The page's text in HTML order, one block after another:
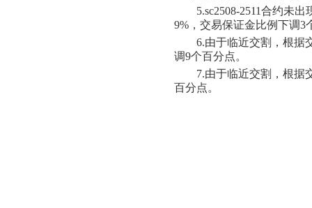
5.sc2508-2511合约未出
9%，交易保证金比例下调3
6.由于临近交割，根据
调9个百分点。
7.由于临近交割，根据
百分点。